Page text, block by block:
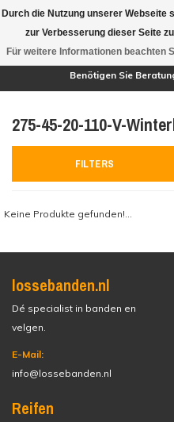
Benötigen Sie
275-45-20-110-V-
FILTERS
Keine Produkte gefunden!...
lossebanden.nl
Dé specialist in banden en
velgen.
E-Mail:
info@lossebanden.nl
Reifen
Durch die Nutzung unserer Webseite
zur Verbesserung dieser Seite
Für weitere Informationen beachten